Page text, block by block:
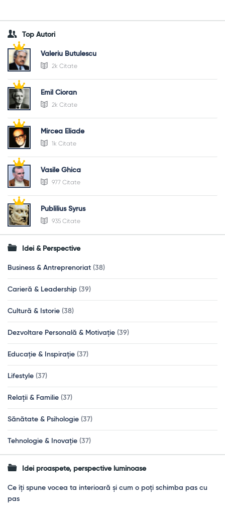
Top Autori
Valeriu Butulescu
2k Citate
Emil Cioran
2k Citate
Mircea Eliade
1k Citate
Vasile Ghica
977 Citate
Publilius Syrus
935 Citate
Idei & Perspective
Business & Antreprenoriat (38)
Carieră & Leadership (39)
Cultură & Istorie (38)
Dezvoltare Personală & Motivație (39)
Educație & Inspirație (37)
Lifestyle (37)
Relații & Familie (37)
Sănătate & Psihologie (37)
Tehnologie & Inovație (37)
Idei proaspete, perspective luminoase
Ce îți spune vocea ta interioară și cum o poți schimba pas cu
pas